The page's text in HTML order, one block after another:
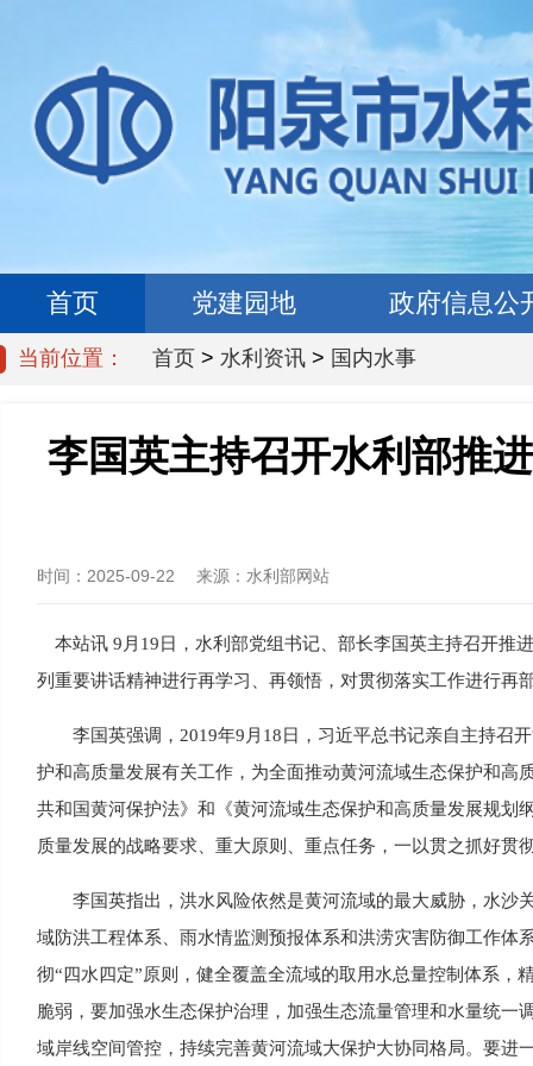
首页 党建园地 政府信息公
当前位置： 首页 > 水利资讯 > 国内水事
李国英主持召开水利部推
时间： 2025-09-22 来源： 水利部网站
本站讯 9月19日，水利部党组书记、部长李国英主持召开推
列重要讲话精神进行再学习、再领悟，对贯彻落实工作进行再
李国英强调，2019年9月18日，习近平总书记亲自主持召开
护和高质量发展有关工作，为全面推动黄河流域生态保护和
共和国黄河保护法》和《黄河流域生态保护和高质量发展规
质量发展的战略要求、重大原则、重点任务，一以贯之抓好
李国英指出，洪水风险依然是黄河流域的最大威胁，水沙
域防洪工程体系、雨水情监测预报体系和洪涝灾害防御工作
彻“四水四定”原则，健全覆盖全流域的取用水总量控制体系
脆弱，要加强水生态保护治理，加强生态流量管理和水量统
域岸线空间管控，持续完善黄河流域大保护大协同格局。要